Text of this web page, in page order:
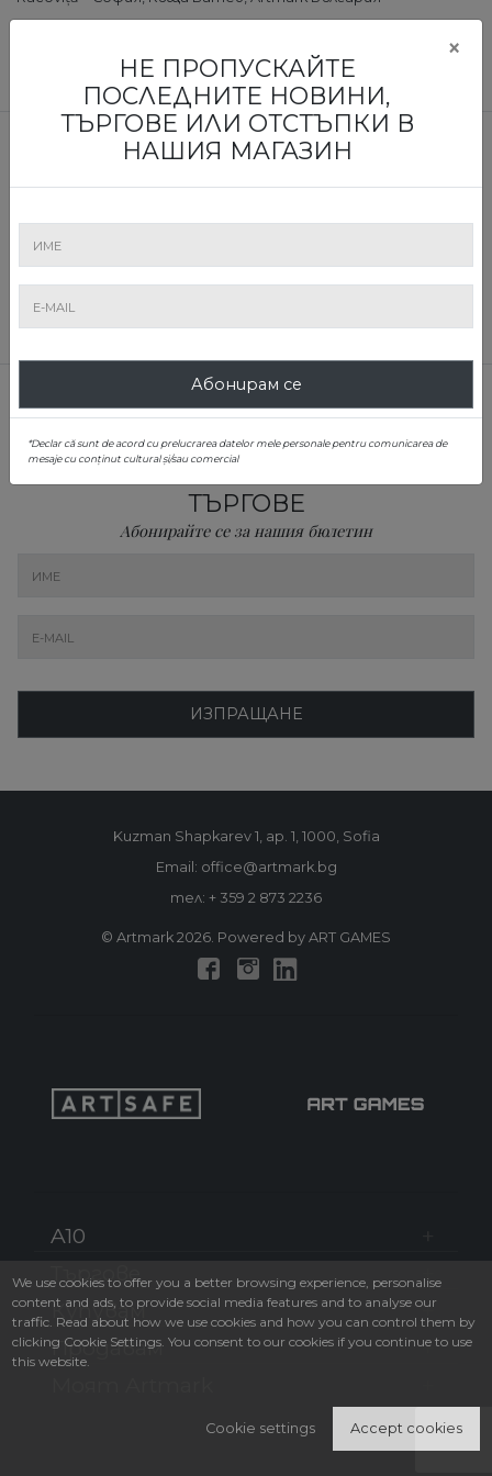
РЕЗУЛТАТИ
БЪДЕТЕ ПЪРВИТЕ, КОИТО ЩЕ
ТЪРГОВЕ
Абонирайте се за нашия бюлетин
ИЗПРАЩАНЕ
Kuzman Shapkarev 1, ap. 1, 1000, Sofia
Email: office@artmark.bg
тел: + 359 2 873 2236
© Artmark 2026. Powered by ART GAMES
A10
Търгове
Купувам
Продавам
НЕ ПРОПУСКАЙТЕ
ПОСЛЕДНИТЕ НОВИНИ,
ТЪРГОВЕ ИЛИ ОТСТЪПКИ В
НАШИЯ МАГАЗИН
×
Абонирам се
*Declar că sunt de acord cu prelucrarea datelor mele personale pentru comunicarea de
mesaje cu conținut cultural și/sau comercial
We use cookies to offer you a better browsing experience, personalise
content and ads, to provide social media features and to analyse our
traffic. Read about how we use cookies and how you can control them by
clicking Cookie Settings. You consent to our cookies if you continue to use
this website.
Cookie settings Accept cookies